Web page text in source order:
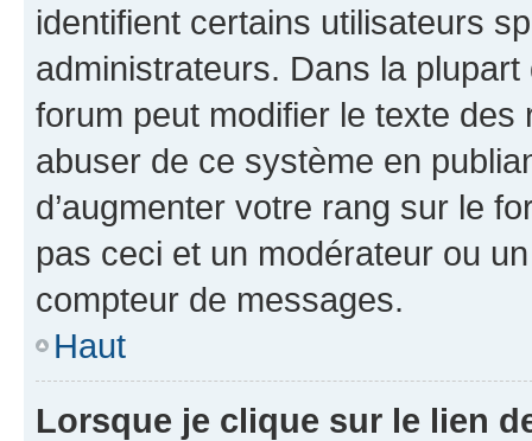
identifient certains utilisateurs
administrateurs. Dans la
forum peut modifier le texte
abuser de ce système en
d’augmenter votre rang sur le
pas ceci et un modérateur ou
compteur de messages.
Haut
Lorsque je clique sur le lien